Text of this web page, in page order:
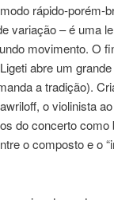
rápido-porém-
variação – é uma
movimento. O
abre um
a tradição).
o violinista
do concerto
o composto e o